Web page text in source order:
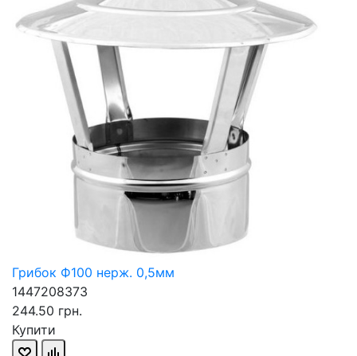
Грибок Ф100 нерж. 0,5мм
1447208373
244.50 грн.
Купити